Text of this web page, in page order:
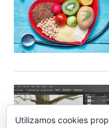
Utilizamos cookies